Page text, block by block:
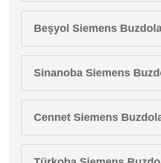
Beşyol Siemens
Sinanoba Siemens
Cennet Siemens